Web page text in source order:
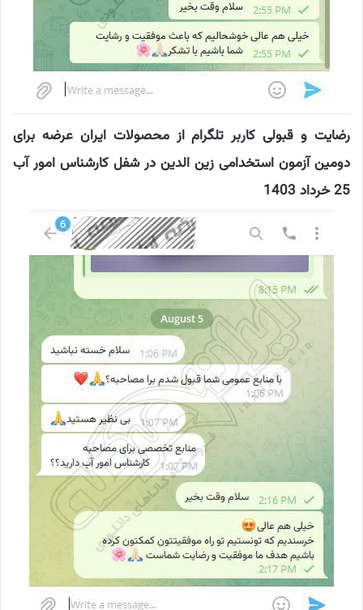
رضایت و قبولی کاربر تلگرام از محصولات ایران عرضه برای
دومین آزمون استخدامی زین الدین در شفل کارشناس امور آب
25 خرداد 1403